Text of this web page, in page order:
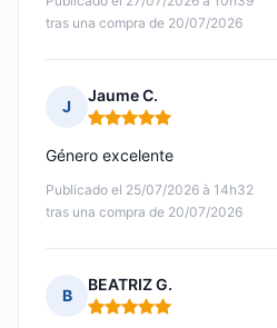
tras una compra de 20/07/2026
J
Jaume C.
Nota: 5 de 5
Publicado el 25/07/2026 à 14h32
tras una compra de 20/07/2026
Género excelente
B
BEATRIZ G.
Nota: 5 de 5